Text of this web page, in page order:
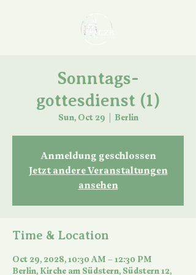
Sonntags-
gottesdienst (1)
Sun, Oct 29 Berlin
Anmeldung geschlossen
Jetzt andere Veranstaltungen
ansehen
Time & Location
Oct 29, 2028, 10:30 AM – 12:30 PM
Berlin, Kirche am Südstern, Südstern 12,